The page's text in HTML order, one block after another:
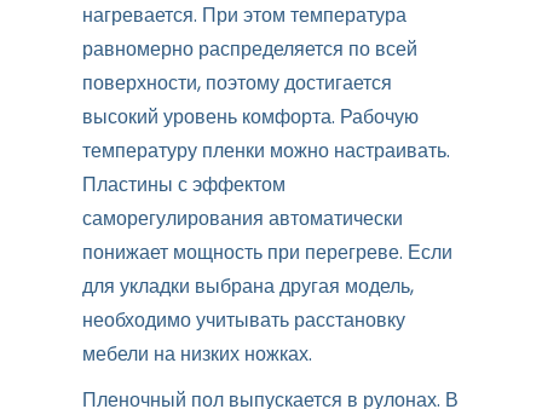
нагревается. При этом температура
равномерно распределяется по всей
поверхности, поэтому достигается
высокий уровень комфорта. Рабочую
температуру пленки можно настраивать.
Пластины с эффектом
саморегулирования автоматически
понижает мощность при перегреве. Если
для укладки выбрана другая модель,
необходимо учитывать расстановку
мебели на низких ножках.
Пленочный пол выпускается в рулонах. В